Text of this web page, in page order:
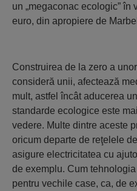
un „megaconac ecologic”
euro, din apropiere de
Construirea de la zero a
consideră unii, afectează
mult, astfel încât aducerea
standarde ecologice este
vedere. Multe dintre aceste
oricum departe de reţelele
asigure electricitatea cu
de exemplu. Cum
pentru vechile case, ca, de